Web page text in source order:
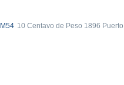
M54 10 Centavo de Peso 1896 Puerto